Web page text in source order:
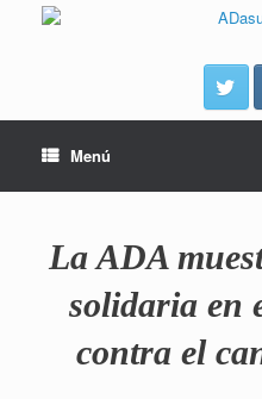
Menú
La ADA
solidaria en
contra el